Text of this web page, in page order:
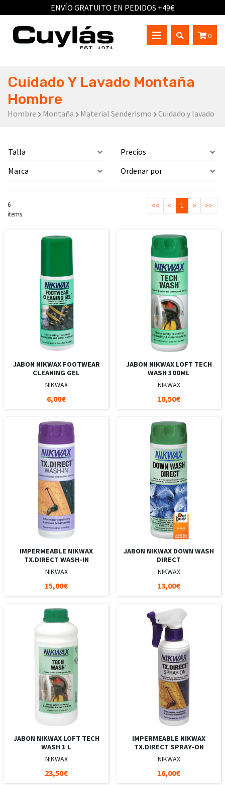
ENVÍO GRATUITO EN PEDIDOS +49€
0
Cuidado Y Lavado Montaña
Hombre
Hombre Montaña Material Senderismo Cuidado y lavado
Talla
Precios
Marca
Ordenar por
6
items
<< < 1 > >>
JABON NIKWAX FOOTWEAR
CLEANING GEL
NIKWAX
6,00€
JABON NIKWAX LOFT TECH
WASH 300ML
NIKWAX
10,50€
IMPERMEABLE NIKWAX
TX.DIRECT WASH-IN
NIKWAX
15,00€
JABON NIKWAX DOWN WASH
DIRECT
NIKWAX
13,00€
JABON NIKWAX LOFT TECH
WASH 1 L
NIKWAX
23,50€
IMPERMEABLE NIKWAX
TX.DIRECT SPRAY-ON
NIKWAX
16,00€